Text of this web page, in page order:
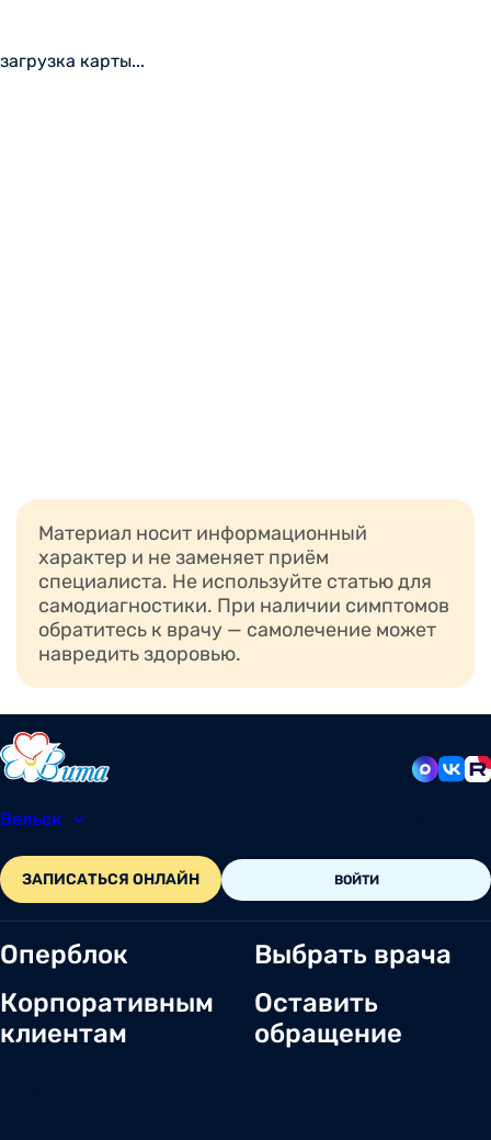
загрузка карты...
Материал носит информационный
характер и не заменяет приём
специалиста. Не используйте статью для
самодиагностики. При наличии симптомов
обратитесь к врачу — самолечение может
навредить здоровью.
Вельск
ЗАПИСАТЬСЯ ОНЛАЙН ВОЙТИ
Оперблок
Корпоративным
клиентам
Выбрать врача
Оставить
обращение